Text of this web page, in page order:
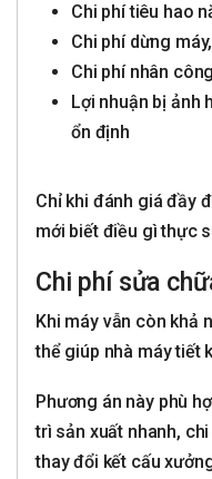
Chi phí tiêu hao
Chi phí dừng
Chi phí nhân
Lợi nhuận bị ảnh
ổn định
Chỉ khi đánh giá đầy
mới biết điều gì thực
Chi phí sửa
Khi máy vẫn còn khả
thể giúp nhà máy tiết
Phương án này phù
trì sản xuất nhanh,
thay đổi kết cấu